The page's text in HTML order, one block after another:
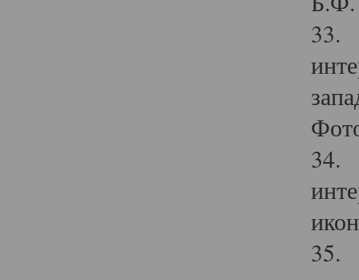
33.
34.
35.